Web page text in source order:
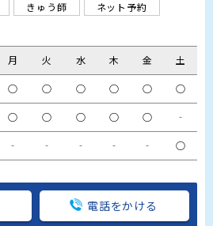
きゅう師
ネット予約
月 火 水 木 金 土
○ ○ ○ ○ ○ ○
○ ○ ○ ○ ○ ‐
‐ ‐ ‐ ‐ ‐ ○
電話をかける